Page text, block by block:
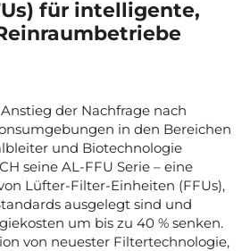
für intelligente,
der Nachfrage nach
in den Bereichen
und Biotechnologie
seine AL-FFU Serie – eine
Lüfter-Filter-Einheiten (FFUs),
ausgelegt sind und
um bis zu 40 % senken.
von neuester Filtertechnologie,